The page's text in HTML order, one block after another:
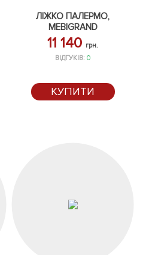
ЛІЖКО ПАЛЕРМО,
MEBIGRAND
11 140 грн.
ВІДГУКІВ:0
КУПИТИ